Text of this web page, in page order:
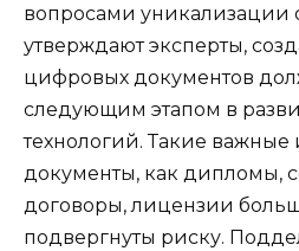
вопросами уникализации
утверждают эксперты,
цифровых документов
следующим этапом в
технологий. Такие
документы, как дипломы,
договоры, лицензии
подвергнуты риску.